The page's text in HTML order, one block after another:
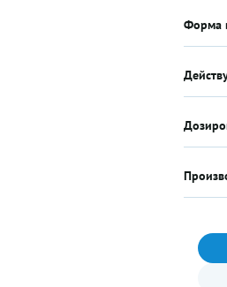
Форма